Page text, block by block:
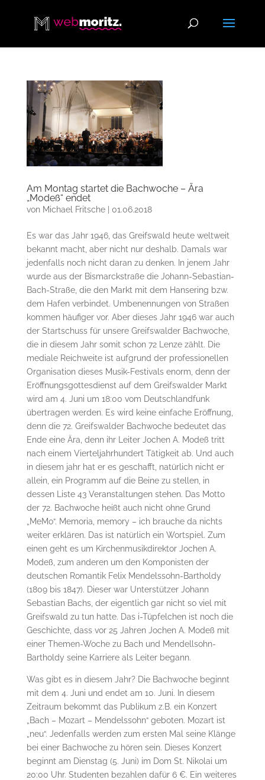
Am Montag startet die Bachwoche – Ära
„Modeß“ endet
von Michael Fritsche| 01.06.2018
Es war das Jahr 1946, das Greifswald heute weltweit
bekannt macht, aber nicht nur deshalb. Damals war
jedenfalls noch nicht daran zu denken. In jenem Jahr
wurde aus der Bismarckstraße die Johann-Sebastian-
Bach-Straße, die den Markt mit dem Hansering bzw.
dem Hafen verbindet. Umbenennungen von Straßen
kommen häufiger vor. Aber dieses Jahr 1946 war auch
der Startschuss für unsere Greifswalder Bachwoche,
die in diesem Jahr somit schon 72 Lenze zählt. Die
mediale Reichweite ist aufgrund der professionellen
Organisation dieses Musik-Festivals enorm, denn der
Eröffnungsgottesdienst auf dem Greifswalder Markt
wird am 4. Juni um 18:00 vom Deutschlandfunk
übertragen werden. Es wird keine einfache Eröffnung,
denn die 72. Greifswalder Bachwoche bedeutet das
Ende eine Ära, denn ihr Leiter Jochen A. Modeß tritt
nach einem Vierteljahrhundert Tätigkeit ab. Und auch
in diesem jahr hat er es geschafft, natürlich nicht er
allein, ein Programm auf die Beine zu stellen, in
dessen Liste 43 Veranstaltungen stehen. Das Motto
der 72. Bachwoche heißt auch nicht ohne Grund
„MeMo“. Memoria, memory – ich brauche da nichts
weiter erklären. Das ist natürlich ein Wortspiel. Zum
einen geht es um Kirchenmusikdirektor Jochen A.
Modeß, zum anderen um den Komponisten der
deutschen Romantik Felix Mendelssohn-Bartholdy
(1809 bis 1847). Dieser war Unterstützer Johann
Sebastian Bachs, der eigentlich gar nicht so viel mit
Greifswald zu tun hatte. Das i-Tüpfelchen ist noch die
Geschichte, dass vor 25 Jahren Jochen A. Modeß mit
einer Themen-Woche zu Bach und Mendellsohn-
Bartholdy seine Karriere als Leiter begann.
Was gibt es in diesem Jahr? Die Bachwoche beginnt
mit dem 4. Juni und endet am 10. Juni. In diesem
Zeitraum bekommt das Publikum z.B. ein Konzert
Bach – Mozart – Mendelssohn“geboten. Mozart ist
„neu“. Jedenfalls werden zum ersten Mal seine Klänge
bei einer Bachwoche zu hören sein. Dieses Konzert
beginnt am Dienstag (5. Juni) im Dom St. Nikolai um
20:00 Uhr. Studenten bezahlen dafür 6 €. Ein weiteres